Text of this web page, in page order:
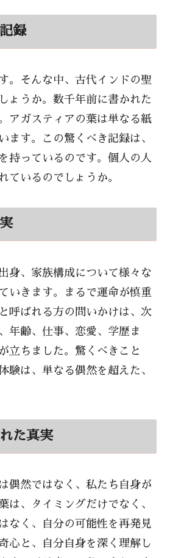
録
。そんな中、古代インドの聖
ょうか。数千年前に書かれた
アガスティアの葉は単なる紙
ます。この驚くべき記録は、
持っているのです。個人の人
ているのでしょうか。
身、家族構成について様々な
いきます。まるで運命が慎重
呼ばれる方の問いかけは、次
年齢、仕事、恋愛、学歴ま
立ちました。驚くべきこと
験は、単なる偶然を超えた、
た真実
偶然ではなく、私たち自身が
は、タイミングだけでなく、
なく、自分の可能性を再発見
心と、自分自身を深く理解し